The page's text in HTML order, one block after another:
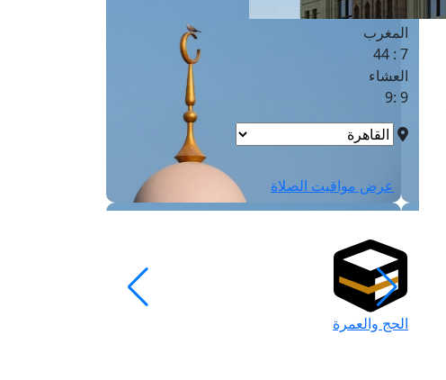
4:38
المغرب
7 : 44
العشاء
9 :9
عرض مواقيت الصلاة
الحج والعمرة